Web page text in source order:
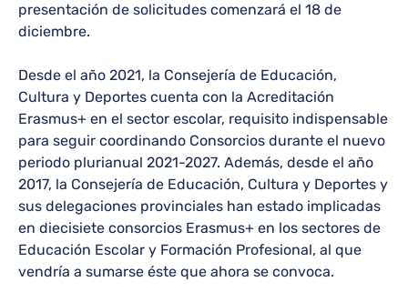
presentación de solicitudes comenzará el 18 de
diciembre.
Desde el año 2021, la Consejería de Educación,
Cultura y Deportes cuenta con la Acreditación
Erasmus+ en el sector escolar, requisito indispensable
para seguir coordinando Consorcios durante el nuevo
periodo plurianual 2021-2027. Además, desde el año
2017, la Consejería de Educación, Cultura y Deportes y
sus delegaciones provinciales han estado implicadas
en diecisiete consorcios Erasmus+ en los sectores de
Educación Escolar y Formación Profesional, al que
vendría a sumarse éste que ahora se convoca.